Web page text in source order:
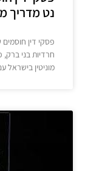
נט מדריך
פסקי דין
חרדיות בני ברק,
מוניטין בישראל עם